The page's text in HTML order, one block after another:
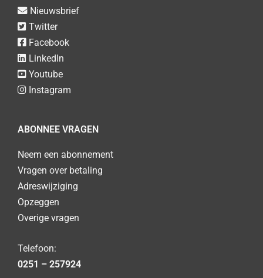
Nieuwsbrief
Twitter
Facebook
LinkedIn
Youtube
Instagram
ABONNEE VRAGEN
Neem een abonnement
Vragen over betaling
Adreswijziging
Opzeggen
Overige vragen
Telefoon:
0251 – 257924